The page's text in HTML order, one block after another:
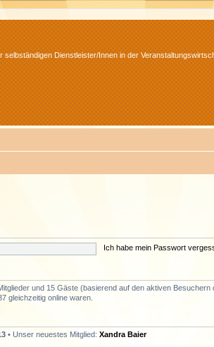
selbständigen Dienstleister/Innen in der
Ich habe mein Passwort
und 15 Gäste (basierend auf den aktiven Besuchern
gleichzeitig online waren.
• Unser neuestes Mitglied: Xandra Baier